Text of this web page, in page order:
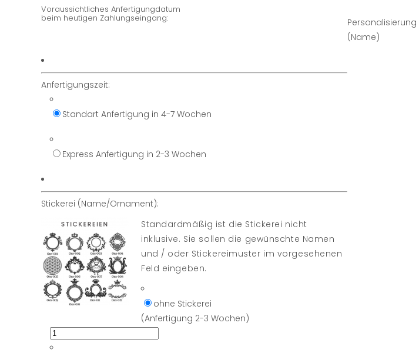
Voraussichtliches Anfertigungdatum
beim heutigen Zahlungseingang:
Anfertigungszeit:
Standart Anfertigung in 4-7 Wochen
Express Anfertigung in 2-3 Wochen
Stickerei (Name/Ornament):
Standardmäßig ist die Stickerei nicht
inklusive. Sie sollen die gewünschte Namen
und / oder Stickereimuster im vorgesehenen
Feld eingeben.
ohne Stickerei
(Anfertigung 2-3 Wochen)
Personalisierung
(Name)